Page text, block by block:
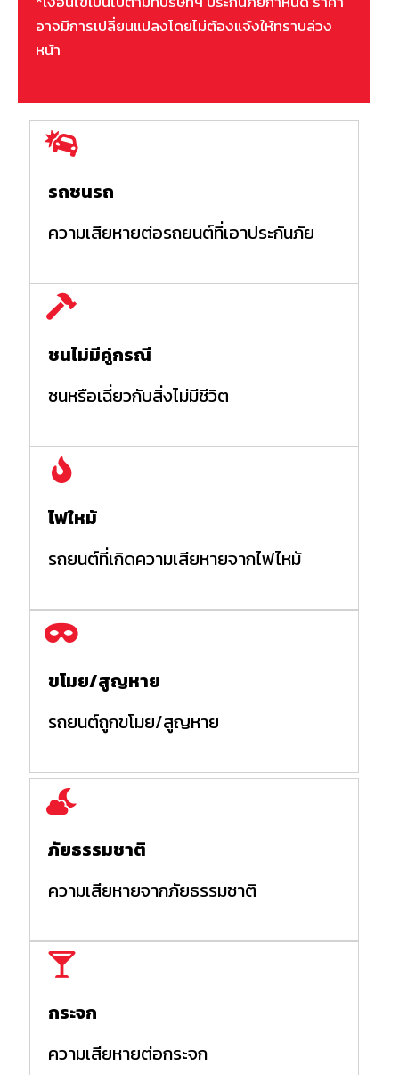
อาจมีการเปลี่ยนแปลงโดยไม่ต้องแจ้งให้ทราบล่วง
หน้า
รถชนรถ
ความเสียหายต่อรถยนต์ที่เอาประกันภัย
ชนไม่มีคู่กรณี
ชนหรือเฉี่ยวกับสิ่งไม่มีชีวิต
ไฟใหม้
รถยนต์ที่เกิดความเสียหายจากไฟไหม้
ขโมย/สูญหาย
รถยนต์ถูกขโมย/สูญหาย
ภัยธรรมชาติ
ความเสียหายจากภัยธรรมชาติ
กระจก
ความเสียหายต่อกระจก